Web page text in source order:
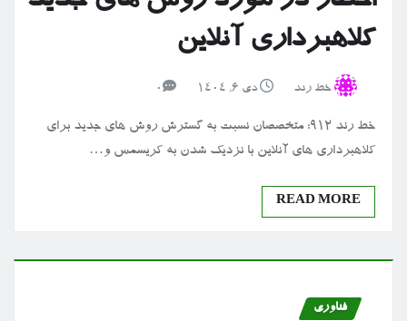
کلاهبرداری آنلاین
خط رند دی ۶, ۱۴۰۴ 0
خط رند 912: متخصصان نسبت به گسترش روش های جدید برای
کلاهبرداری های آنلاین با نزدیک شدن به کریسمس و…
READ MORE
فناوری